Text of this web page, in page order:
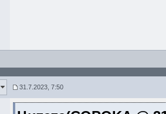
31.7.2023, 7:50